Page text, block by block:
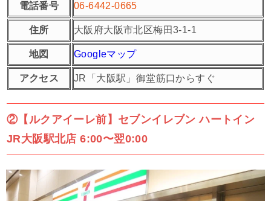
電話番号 06-6442-0665
住所 大阪府大阪市北区梅田3-1-1
地図 Googleマップ
アクセス JR「大阪駅」御堂筋口からすぐ
②【ルクアイーレ前】セブンイレブン ハートイン
JR大阪駅北店 6:00〜翌0:00